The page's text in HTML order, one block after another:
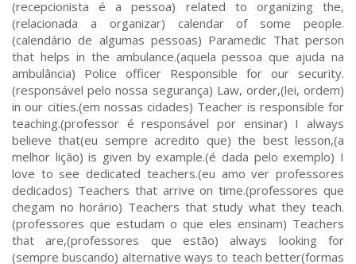
(recepcionista é a pessoa) related to organizing the,
(relacionada a organizar) calendar of some people.
(calendário de algumas pessoas) Paramedic That person
that helps in the ambulance.(aquela pessoa que ajuda na
ambulância) Police officer Responsible for our security.
(responsável pelo nossa segurança) Law, order,(lei, ordem)
in our cities.(em nossas cidades) Teacher is responsible for
teaching.(professor é responsável por ensinar) I always
believe that(eu sempre acredito que) the best lesson,(a
melhor lição) is given by example.(é dada pelo exemplo) I
love to see dedicated teachers.(eu amo ver professores
dedicados) Teachers that arrive on time.(professores que
chegam no horário) Teachers that study what they teach.
(professores que estudam o que eles ensinam) Teachers
that are,(professores que estão) always looking for
(sempre buscando) alternative ways to teach better(formas